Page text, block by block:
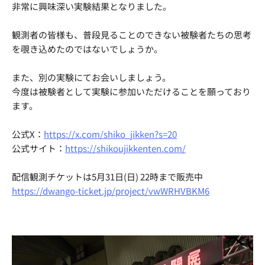
非常に興味深い実験結果となりました。
観測者の皆様も、普段見ることのできない被験者たちの思考
を覗き込めたのではないでしょうか。
また、別の実験にてお会いしましょう。
今度は被験者として実験に参加いただけることを願っており
ます。
公式X： https://x.com/shiko_jikken?s=20
公式サイト： https://shikoujikkenten.com/
配信観測チケットは5月31日(日) 22時まで販売中
https://dwango-ticket.jp/project/vwWRHVBKM6